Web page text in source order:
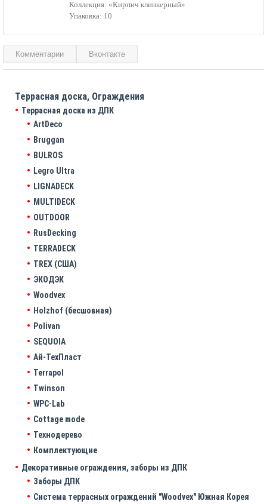
Коллекция: «Кирпич клинкерный»
Упаковка: 10
Комментарии Вконтакте
Террасная доска, Ограждения
Террасная доска из ДПК
ArtDeco
Bruggan
BULROS
Legro Ultra
LIGNADECK
MULTIDECK
OUTDOOR
RusDecking
TERRADECK
TREX (США)
ЭКОДЭК
Woodvex
Holzhof (бесшовная)
Polivan
SEQUOIA
Ай-ТехПласт
Terrapol
Twinson
WPC-Lab
Cottage mode
Технодерево
Комплектующие
Декоративные ограждения, заборы из ДПК
Заборы ДПК
Система террасных ограждений "Woodvex" Южная Корея